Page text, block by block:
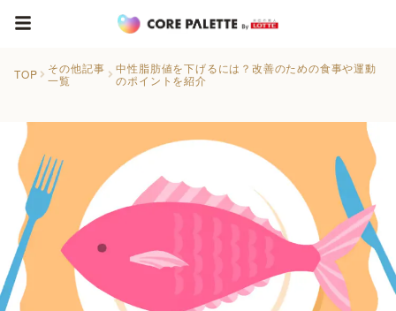
TOP
その他記事
一覧
中性脂肪値を下げるには？改善のための食事や運動
のポイントを紹介